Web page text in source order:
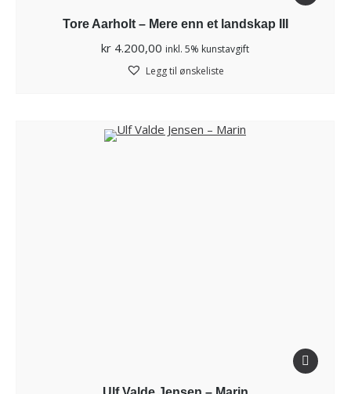
Tore Aarholt – Mere enn et landskap III
kr 4.200,00 inkl. 5% kunstavgift
Legg til ønskeliste